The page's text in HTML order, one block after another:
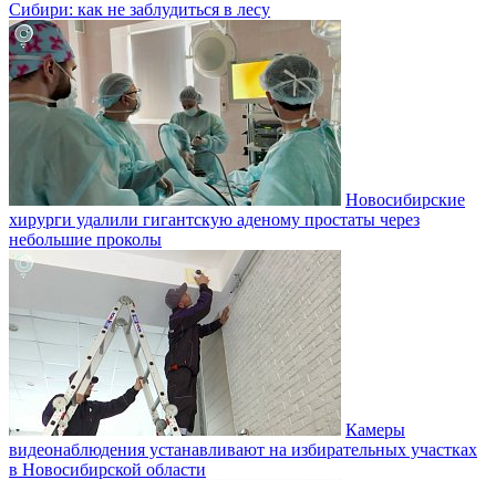
Сибири: как не заблудиться в лесу
Новосибирские
хирурги удалили гигантскую аденому простаты через
небольшие проколы
Камеры
видеонаблюдения устанавливают на избирательных участках
в Новосибирской области